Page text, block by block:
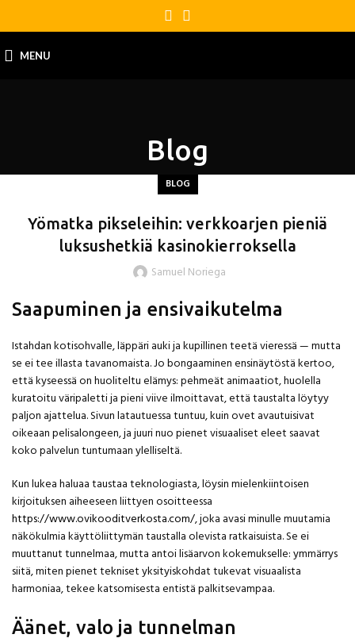
MENU
Blog
BLOG
Yömatka pikseleihin: verkkoarjen pieniä
luksushetkiä kasinokierroksella
Samuel Noriega
Saapuminen ja ensivaikutelma
Istahdan kotisohvalle, läppäri auki ja kupillinen teetä vieressä — mutta
se ei tee illasta tavanomaista. Jo bongaaminen ensinäytöstä kertoo,
että kyseessä on huoliteltu elämys: pehmeät animaatiot, huolella
kuratoitu väripaletti ja pieni viive ilmoittavat, että taustalta löytyy
paljon ajattelua. Sivun latautuessa tuntuu, kuin ovet avautuisivat
oikeaan pelisalongeen, ja juuri nuo pienet visuaaliset eleet saavat
koko palvelun tuntumaan ylelliseltä.
Kun lukea haluaa taustaa teknologiasta, löysin mielenkiintoisen
kirjoituksen aiheeseen liittyen osoitteessa
https://www.ovikooditverkosta.com/, joka avasi minulle muutamia
näkökulmia käyttöliittymän taustalla olevista ratkaisuista. Se ei
muuttanut tunnelmaa, mutta antoi lisäarvon kokemukselle: ymmärrys
siitä, miten pienet tekniset yksityiskohdat tukevat visuaalista
harmoniaa, tekee katsomisesta entistä palkitsevampaa.
Äänet, valo ja tunnelman